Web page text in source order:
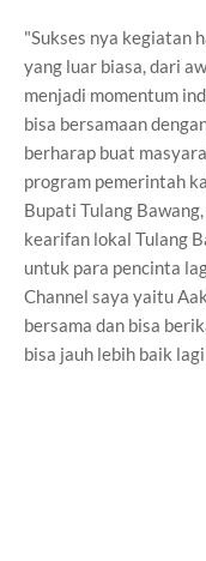
"Sukses nya kegiatan
yang luar biasa, dari
menjadi momentum
bisa bersamaan
berharap buat
program pemerintah
Bupati Tulang
kearifan lokal Tulang
untuk para pencinta
Channel saya yaitu
bersama dan bisa
bisa jauh lebih baik